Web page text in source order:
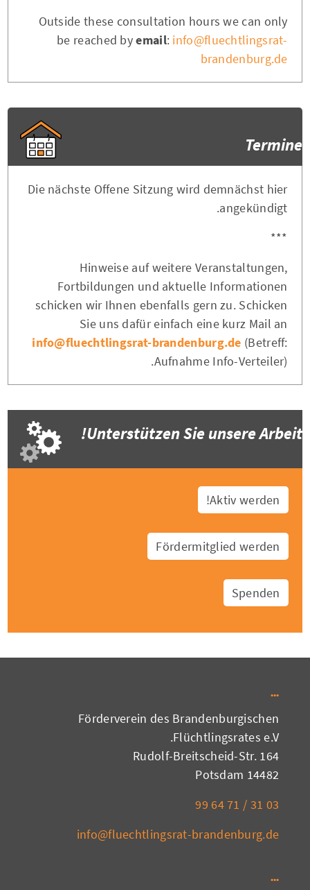
Outside these consultation hours we can only
be reached byemail: info@fluechtlingsrat-
brandenburg.de
Termine
Die nächste Offene Sitzung wird demnächst hier
angekündigt.
***
Hinweise auf weitere Veranstaltungen,
Fortbildungen und aktuelle Informationen
schicken wir Ihnen ebenfalls gern zu. Schicken
Sie uns dafür einfach eine kurz Mail an
info@fluechtlingsrat-brandenburg.de (Betreff:
Aufnahme Info-Verteiler).
Unterstützen Sie unsere Arbeit!
Aktiv werden!
Fördermitglied werden
Spenden
Förderverein des Brandenburgischen
Flüchtlingsrates e.V.
Rudolf-Breitscheid-Str. 164
14482 Potsdam
03 31 / 71 64 99
info@fluechtlingsrat-brandenburg.de